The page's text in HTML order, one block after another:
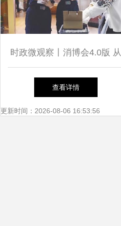
时政微观察丨消博会4.0版 从
入境旅游服务升级看中国消费
市场新底气
查看详情
更新时间：2026-08-06 16:53:56